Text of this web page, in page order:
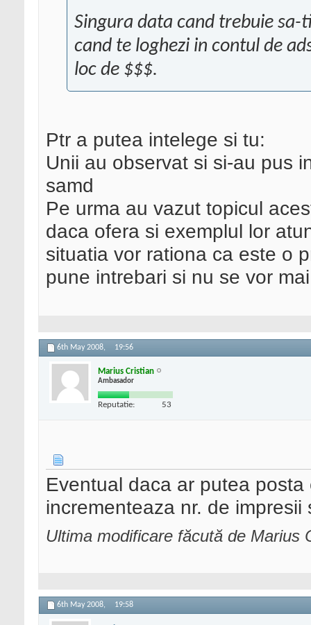
Singura data cand trebuie
cand te loghezi in contul de
loc de $$$.
Ptr a putea intelege si tu:
Unii au observat si si-au pus
samd
Pe urma au vazut topicul
daca ofera si exemplul lor
situatia vor rationa ca este o
pune intrebari si nu se vor
6th May 2008, 19:56
Marius Cristian
Ambasador
Reputatie: 53
Eventual daca ar putea
incrementeaza nr. de impresii
Ultima modificare făcută de Marius
6th May 2008, 19:58